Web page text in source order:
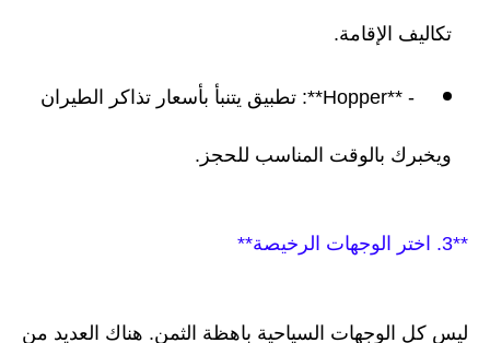
تكاليف الإقامة.
- **Hopper**: تطبيق يتنبأ بأسعار تذاكر الطيران
ويخبرك بالوقت المناسب للحجز.
**3. اختر الوجهات الرخيصة**
ليس كل الوجهات السياحية باهظة الثمن. هناك العديد من